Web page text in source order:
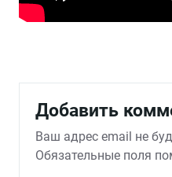
Добавить
Ваш адрес email не
Обязательные поля